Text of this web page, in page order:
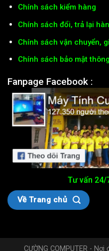
Chính sách kiểm hàng
Chính sách đổi, trả lại
Chính sách vận chuyển,
Chính sách bảo mật
Fanpage Facebook :
Tư vấn
Về Trang chủ
CƯỜNG COMPUTER -